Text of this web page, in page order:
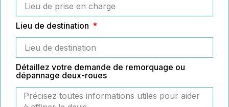
Lieu de destination
Détaillez votre demande de remorquage ou
dépannage deux-roues